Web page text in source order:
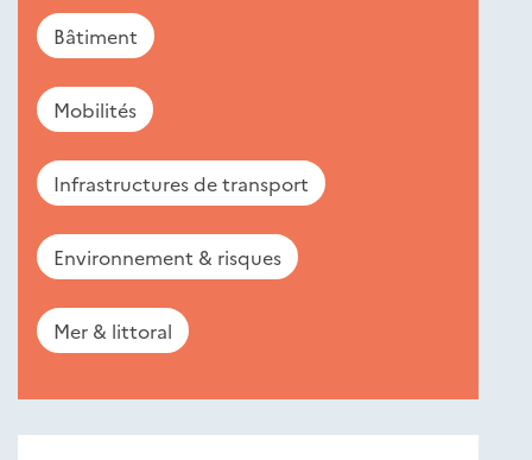
Bâtiment
Mobilités
Infrastructures de transport
Environnement & risques
Mer & littoral